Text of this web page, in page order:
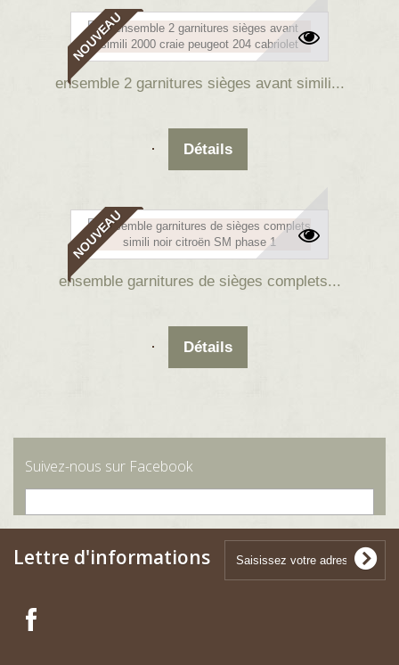
NOUVEAU
ensemble 2 garnitures sièges avant simili...
Détails
NOUVEAU
ensemble garnitures de sièges complets...
Détails
Suivez-nous sur Facebook
Lettre d'informations